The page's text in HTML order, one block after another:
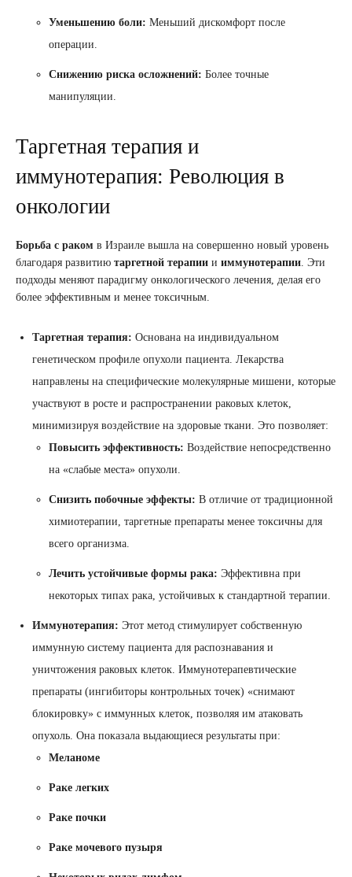
Уменьшению боли: Меньший дискомфорт после
операции.
Снижению риска осложнений: Более точные
манипуляции.
Таргетная терапия и
иммунотерапия: Революция в
онкологии
Борьба с раком в Израиле вышла на совершенно новый уровень
благодаря развитию таргетной терапии и иммунотерапии. Эти
подходы меняют парадигму онкологического лечения, делая его
более эффективным и менее токсичным.
Таргетная терапия: Основана на индивидуальном
генетическом профиле опухоли пациента. Лекарства
направлены на специфические молекулярные мишени, которые
участвуют в росте и распространении раковых клеток,
минимизируя воздействие на здоровые ткани. Это позволяет:
Повысить эффективность: Воздействие непосредственно
на «слабые места» опухоли.
Снизить побочные эффекты: В отличие от традиционной
химиотерапии, таргетные препараты менее токсичны для
всего организма.
Лечить устойчивые формы рака: Эффективна при
некоторых типах рака, устойчивых к стандартной терапии.
Иммунотерапия: Этот метод стимулирует собственную
иммунную систему пациента для распознавания и
уничтожения раковых клеток. Иммунотерапевтические
препараты (ингибиторы контрольных точек) «снимают
блокировку» с иммунных клеток, позволяя им атаковать
опухоль. Она показала выдающиеся результаты при:
Меланоме
Раке легких
Раке почки
Раке мочевого пузыря